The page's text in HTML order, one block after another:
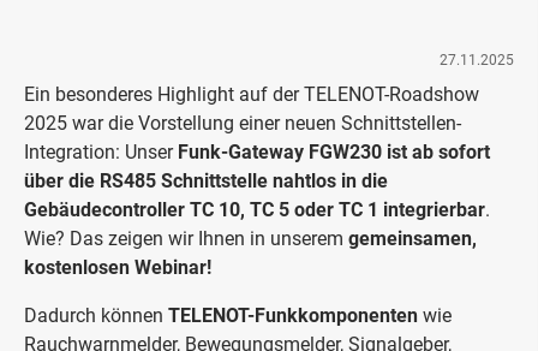
27.11.2025
Ein besonderes Highlight auf der TELENOT-Roadshow
2025 war die Vorstellung einer neuen Schnittstellen-
Integration: Unser Funk-Gateway FGW230 ist ab sofort
über die RS485 Schnittstelle nahtlos in die
Gebäudecontroller TC 10, TC 5 oder TC 1 integrierbar.
Wie? Das zeigen wir Ihnen in unserem gemeinsamen,
kostenlosen Webinar!
Dadurch können TELENOT-Funkkomponenten wie
Rauchwarnmelder, Bewegungsmelder, Signalgeber,